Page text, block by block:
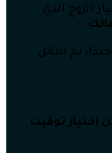
الزوج الذي
.
ثم انتقل
اختيار توقيت